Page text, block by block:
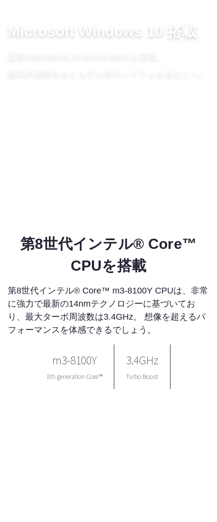
Microsoft Windows 10 搭載
第8世代インテル® Core™
CPUを搭載
第8世代インテル® Core™ m3-8100Y CPUは、非常
に強力で最新の14nmテクノロジーに基づいてお
り、最大ターボ周波数は3.4GHz。 想像を超えるパ
フォーマンスを体感できるでしょう。
m3-8100Y
8th generation Core™
3.4GHz
Turbo Boost